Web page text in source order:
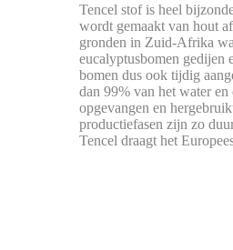
Tencel stof is heel
wordt gemaakt van hout
gronden in Zuid-Afrika
eucalyptusbomen gedijen
bomen dus ook tijdig
dan 99% van het water
opgevangen en
productiefasen zijn zo
Tencel draagt het